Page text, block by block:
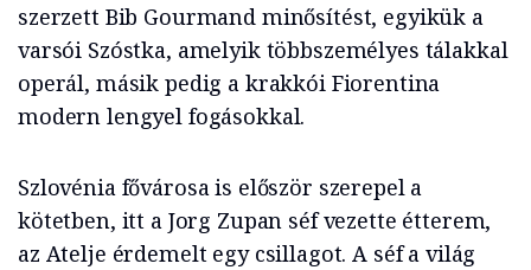
szerzett Bib Gourmand minősítést, egyikük a
varsói Szóstka, amelyik többszemélyes tálakkal
operál, másik pedig a krakkói Fiorentina
modern lengyel fogásokkal.
Szlovénia fővárosa is először szerepel a
kötetben, itt a Jorg Zupan séf vezette étterem,
az Atelje érdemelt egy csillagot. A séf a világ